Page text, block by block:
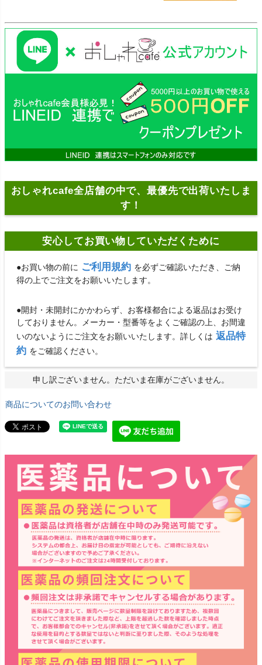
おしゃれcafe全店舗の中で、最優先で出荷いたしま
す！
安心してお買い物していただくために
●お買い物の前に ご利用規約 を必ずご確認いただき、ご納
得の上でご注文をお願いいたします。
●開封・未開封にかかわらず、お客様都合による返品はお受け
しておりません。メーカー・型番等をよくご確認の上、お間違
いのないようにご注文をお願いいたします。詳しくは 返品特
約 をご確認ください。
申し訳ございません。ただいま在庫がございません。
商品についてのお問い合わせ